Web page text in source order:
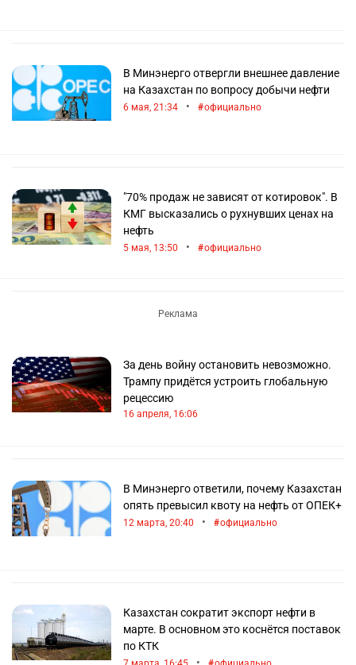
В Минэнерго отвергли внешнее давление
на Казахстан по вопросу добычи нефти
6 мая, 21:34 • официально
"70% продаж не зависят от котировок". В
КМГ высказались о рухнувших ценах на
нефть
5 мая, 13:50 • официально
За день войну остановить невозможно.
Трампу придётся устроить глобальную
рецессию
16 апреля, 16:06
В Минэнерго ответили, почему Казахстан
опять превысил квоту на нефть от ОПЕК+
12 марта, 20:40 • официально
Казахстан сократит экспорт нефти в
марте. В основном это коснётся поставок
по КТК